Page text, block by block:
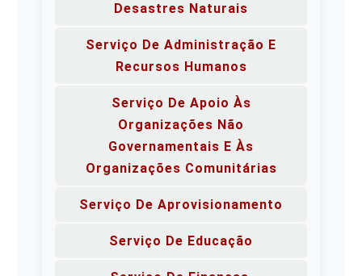
Desastres Naturais
Serviço De Administração E
Recursos Humanos
Serviço De Apoio Às
Organizações Não
Governamentais E Às
Organizações Comunitárias
Serviço De Aprovisionamento
Serviço De Educação